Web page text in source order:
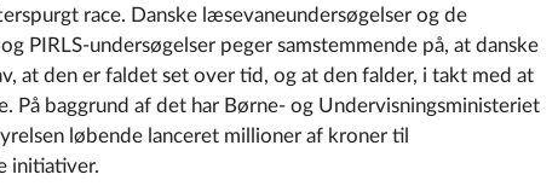
race. Danske læsevaneundersøgelser og de
PIRLS-undersøgelser peger samstemmende på, at danske
at den er faldet set over tid, og at den falder, i takt med at
På baggrund af det har Børne- og Undervisningsministeriet
løbende lanceret millioner af kroner til
initiativer.